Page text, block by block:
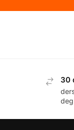
30
deg